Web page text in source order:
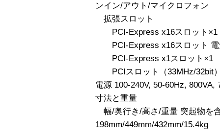
ンイン/アウト/マイクロフォン
拡張スロット
PCI-Express x16スロット×1
PCI-Express x16スロット 電
PCI-Express x1スロット×1
PCIスロット（33MHz/32bit
電源 100-240V, 50-60Hz, 800VA,
寸法と重量
幅/奥行き/高さ/重量 突起物を
198mm/449mm/432mm/15.4kg